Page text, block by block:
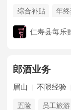
综合补贴 年
仁寿县每乐
郎酒业务
眉山 不限经验
五险 员工旅游